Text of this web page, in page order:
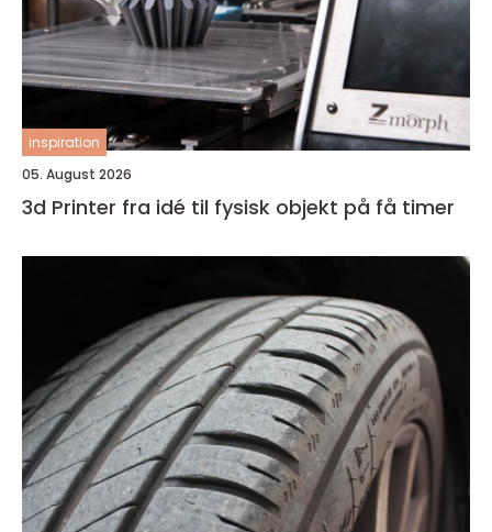
inspiration
05. August 2026
3d Printer fra idé til fysisk objekt på få timer